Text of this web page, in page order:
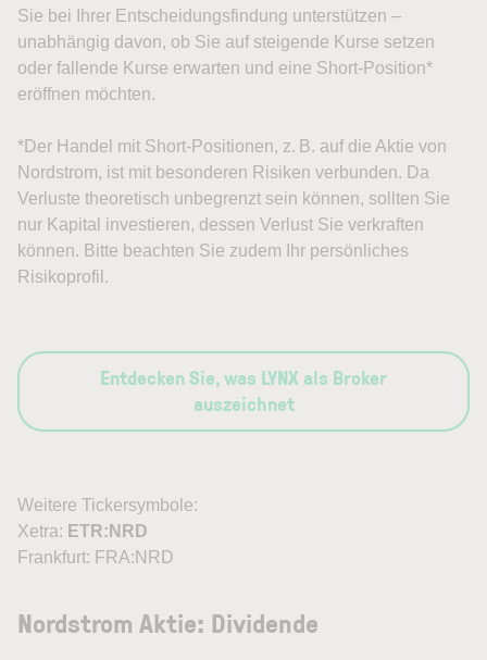
Sie bei Ihrer Entscheidungsfindung unterstützen –
unabhängig davon, ob Sie auf steigende Kurse setzen
oder fallende Kurse erwarten und eine Short-Position*
eröffnen möchten.
*Der Handel mit Short-Positionen, z. B. auf die Aktie von
Nordstrom, ist mit besonderen Risiken verbunden. Da
Verluste theoretisch unbegrenzt sein können, sollten Sie
nur Kapital investieren, dessen Verlust Sie verkraften
können. Bitte beachten Sie zudem Ihr persönliches
Risikoprofil.
Entdecken Sie, was LYNX als Broker
auszeichnet
Weitere Tickersymbole:
Xetra: ETR:NRD
Frankfurt: FRA:NRD
Nordstrom Aktie: Dividende